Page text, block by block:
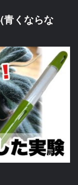
青くならな